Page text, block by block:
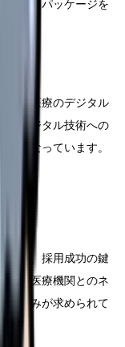
な待遇パッケージを
ど、医療のデジタル
のデジタル技術への
となっています。
とが、採用成功の鍵
地域医療機関とのネ
り組みが求められて